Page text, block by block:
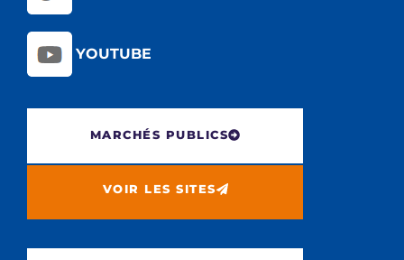
YOUTUBE
MARCHÉS PUBLICS
VOIR LES SITES